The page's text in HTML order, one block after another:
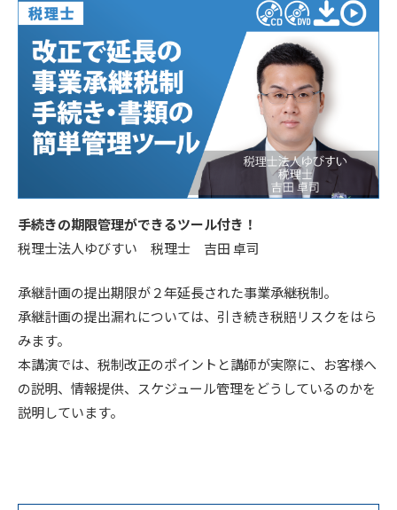
手続きの期限管理ができるツール付き！
税理士法人ゆびすい 税理士 吉田 卓司
承継計画の提出期限が２年延長された事業承継税制。
承継計画の提出漏れについては、引き続き税賠リスクをはら
みます。
本講演では、税制改正のポイントと講師が実際に、お客様へ
の説明、情報提供、スケジュール管理をどうしているのかを
説明しています。